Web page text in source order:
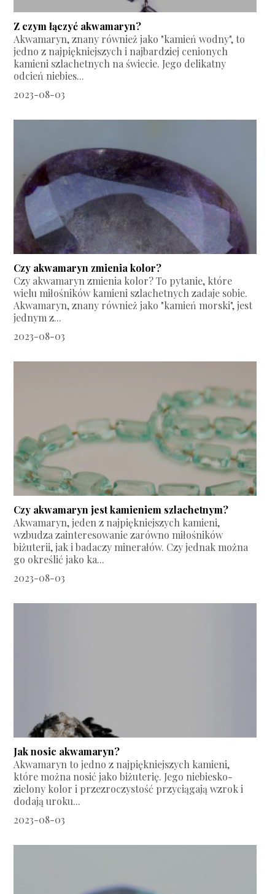
Z czym łączyć akwamaryn?
Akwamaryn, znany również jako "kamień wodny", to
jedno z najpiękniejszych i najbardziej cenionych
kamieni szlachetnych na świecie. Jego delikatny
odcień niebies...
2023-08-03
Czy akwamaryn zmienia kolor?
Czy akwamaryn zmienia kolor? To pytanie, które
wielu miłośników kamieni szlachetnych zadaje sobie.
Akwamaryn, znany również jako "kamień morski", jest
jednym z...
2023-08-03
Czy akwamaryn jest kamieniem szlachetnym?
Akwamaryn, jeden z najpiękniejszych kamieni,
wzbudza zainteresowanie zarówno miłośników
biżuterii, jak i badaczy minerałów. Czy jednak można
go określić jako ka...
2023-08-03
Jak nosic akwamaryn?
Akwamaryn to jedno z najpiękniejszych kamieni,
które można nosić jako biżuterię. Jego niebiesko-
zielony kolor i przezroczystość przyciągają wzrok i
dodają uroku...
2023-08-03